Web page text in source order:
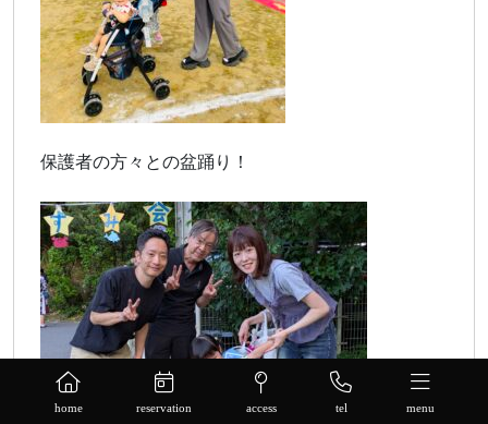
home reservation access tel menu
保護者の方々との盆踊り！